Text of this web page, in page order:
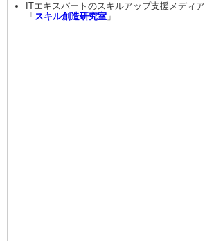
ITエキスパートのスキルアップ支援メディア
「 スキル創造研究室 」